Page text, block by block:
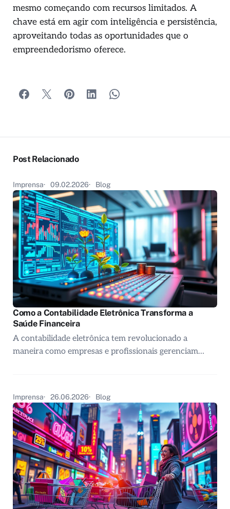
mesmo começando com recursos limitados. A
chave está em agir com inteligência e persistência,
aproveitando todas as oportunidades que o
empreendedorismo oferece.
Post Relacionado
Imprensa 09.02.2026 Blog
Como a Contabilidade Eletrônica Transforma a
Saúde Financeira
A contabilidade eletrônica tem revolucionado a
maneira como empresas e profissionais gerenciam…
Imprensa 26.06.2026 Blog